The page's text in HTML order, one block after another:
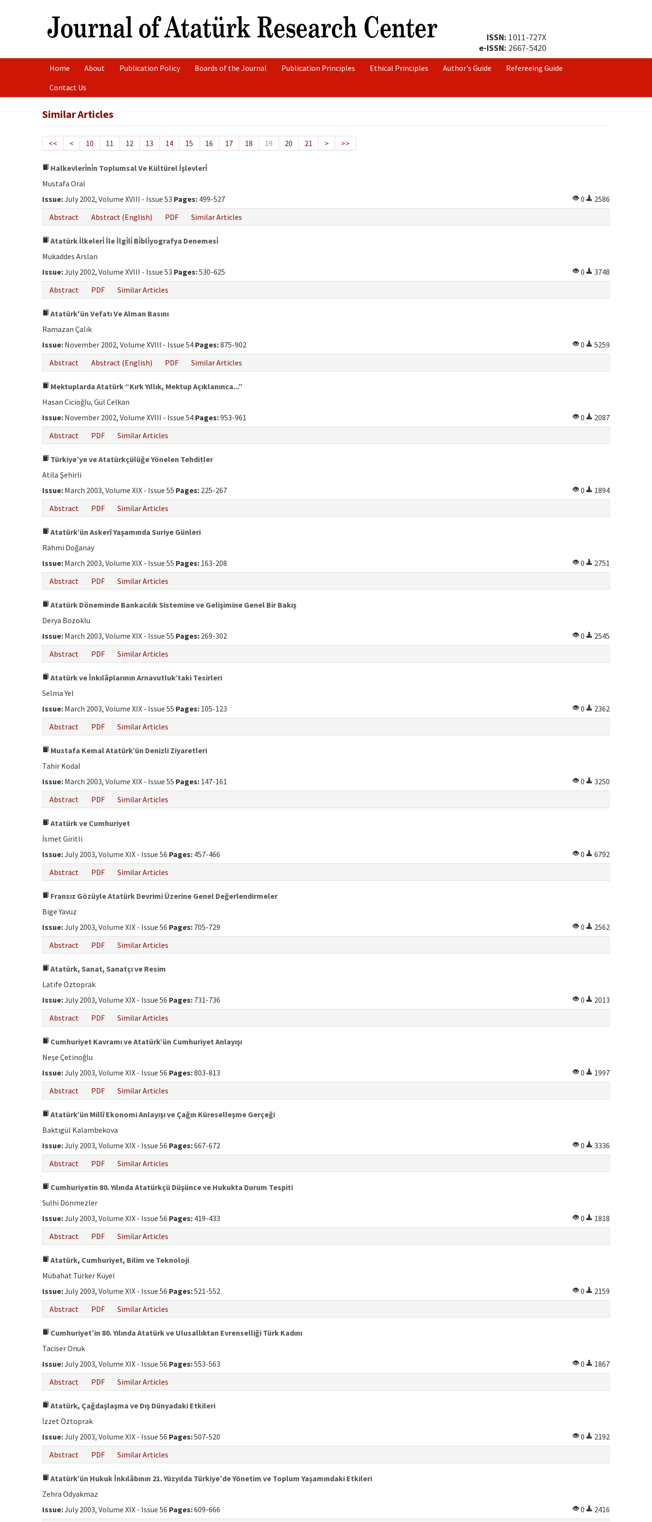
ISSN: 1011-727X
e-ISSN: 2667-5420
Home About Publication Policy Boards of the Journal Publication Principles Ethical Principles Author's Guide
Refereeing Guide
Contact Us
Similar Articles
<< < 10 11 12 13 14 15 16 17 18 19 20 21 > >>
Halkevleri̇ni̇n Toplumsal Ve Kültürel İşlevleri̇
Mustafa Oral
Issue:July 2002, Volume XVIII - Issue 53 Pages: 499-527 0
2586
Abstract
Abstract (English) PDF Similar Articles
Atatürk İlkeleri̇ İle İlgi̇li̇ Bi̇bli̇yografya Denemesi̇
Mukaddes Arslan
Issue:July 2002, Volume XVIII - Issue 53 Pages:530-625 0
3748
Abstract
PDF Similar Articles
Atatürk'ün Vefatı Ve Alman Basını
Ramazan Çalık
Issue: November 2002, Volume XVIII - Issue 54 Pages:875-902 0
5259
Abstract
Abstract (English) PDF Similar Articles
Mektuplarda Atatürk “Kırk Yıllık, Mektup Açıklanınca...”
Hasan Cicioğlu, Gül Celkan
Issue: November 2002, Volume XVIII - Issue 54 Pages:953-961 0
2087
Abstract
PDF Similar Articles
Türkiye’ye ve Atatürkçülüğe Yönelen Tehditler
Atila Şehirli
Issue: March 2003, Volume XIX - Issue 55 Pages: 225-267 0
1894
Abstract
PDF Similar Articles
Atatürk’ün Askerî Yaşamında Suriye Günleri
Rahmi Doğanay
Issue: March 2003, Volume XIX - Issue 55 Pages: 163-208 0
2751
Abstract
PDF Similar Articles
Atatürk Döneminde Bankacılık Sistemine ve Gelişimine Genel Bir Bakış
Derya Bozoklu
Issue: March 2003, Volume XIX - Issue 55 Pages: 269-302 0
2545
Abstract
PDF Similar Articles
Atatürk ve İnkılâplarının Arnavutluk’taki Tesirleri
Selma Yel
Issue: March 2003, Volume XIX - Issue 55 Pages: 105-123 0
2362
Abstract
PDF Similar Articles
Mustafa Kemal Atatürk’ün Denizli Ziyaretleri
Tahir Kodal
Issue: March 2003, Volume XIX - Issue 55 Pages: 147-161 0
3250
Abstract
PDF Similar Articles
Atatürk ve Cumhuriyet
İsmet Giritli
Issue:July 2003, Volume XIX - Issue 56 Pages: 457-466 0
6792
Abstract
PDF Similar Articles
Fransız Gözüyle Atatürk Devrimi Üzerine Genel Değerlendirmeler
Bige Yavuz
Issue:July 2003, Volume XIX - Issue 56 Pages: 705-729 0
2562
Abstract
PDF Similar Articles
Atatürk, Sanat, Sanatçı ve Resim
Latife Öztoprak
Issue:July 2003, Volume XIX - Issue 56 Pages: 731-736 0
2013
Abstract
PDF Similar Articles
Cumhuriyet Kavramı ve Atatürk’ün Cumhuriyet Anlayışı
Neşe Çetinoğlu
Issue:July 2003, Volume XIX - Issue 56 Pages:803-813 0
1997
Abstract
PDF Similar Articles
Atatürk’ün Millî Ekonomi Anlayışı ve Çağın Küreselleşme Gerçeği
Baktıgül Kalambekova
Issue:July 2003, Volume XIX - Issue 56 Pages:667-672 0
3336
Abstract
PDF Similar Articles
Cumhuriyetin 80. Yılında Atatürkçü Düşünce ve Hukukta Durum Tespiti
Sulhi Dönmezler
Issue:July 2003, Volume XIX - Issue 56 Pages: 419-433 0
1818
Abstract
PDF Similar Articles
Atatürk, Cumhuriyet, Bilim ve Teknoloji
Mübahat Türker Küyel
Issue:July 2003, Volume XIX - Issue 56 Pages:521-552 0
2159
Abstract
PDF Similar Articles
Cumhuriyet’in 80. Yılında Atatürk ve Ulusallıktan Evrenselliği Türk Kadını
Taciser Onuk
Issue:July 2003, Volume XIX - Issue 56 Pages:553-563 0
1867
Abstract
PDF Similar Articles
Atatürk, Çağdaşlaşma ve Dış Dünyadaki Etkileri
İzzet Öztoprak
Issue:July 2003, Volume XIX - Issue 56 Pages:507-520 0
2192
Abstract
PDF Similar Articles
Atatürk’ün Hukuk İnkılâbının 21. Yüzyılda Türkiye’de Yönetim ve Toplum Yaşamındaki Etkileri
Zehra Odyakmaz
Issue:July 2003, Volume XIX - Issue 56 Pages:609-666 0 2416